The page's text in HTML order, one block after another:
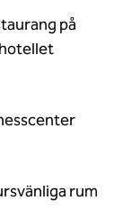
på
hotellet
rum